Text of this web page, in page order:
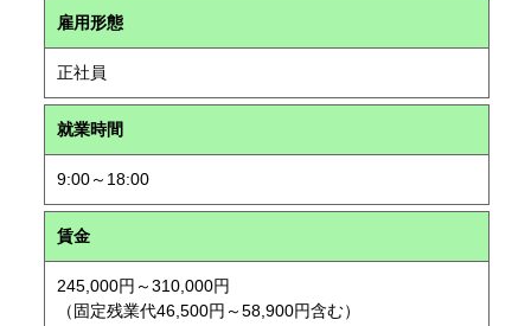
雇用形態
正社員
就業時間
9:00～18:00
賃金
245,000円～310,000円
（固定残業代46,500円～58,900円含む）